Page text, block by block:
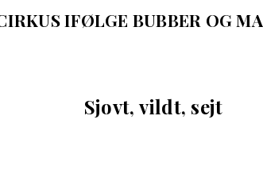
IFØLGE BUBBER OG
Sjovt, vildt, sejt